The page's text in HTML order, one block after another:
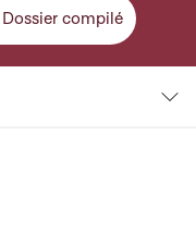
Dossier compilé